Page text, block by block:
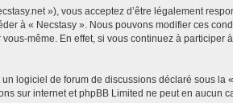
»), vous acceptez d’être légalement
à « Necstasy ». Nous pouvons modifier ces
même. En effet, si vous continuez à participer
logiciel de forum de discussions déclaré sous la «
sur internet et phpBB Limited ne peut en aucun